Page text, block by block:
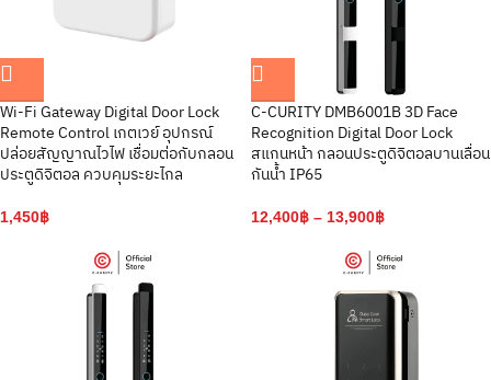
Wi-Fi Gateway Digital Door Lock
Remote Control เกตเวย์ อุปกรณ์
ปล่อยสัญญาณไวไฟ เชื่อมต่อกับกลอน
ประตูดิจิตอล ควบคุมระยะไกล
1,450฿
C-CURITY DMB6001B 3D Face
Recognition Digital Door Lock
สแกนหน้า กลอนประตูดิจิตอลบานเลื่อน
กันน้ำ IP65
12,400฿ – 13,900฿